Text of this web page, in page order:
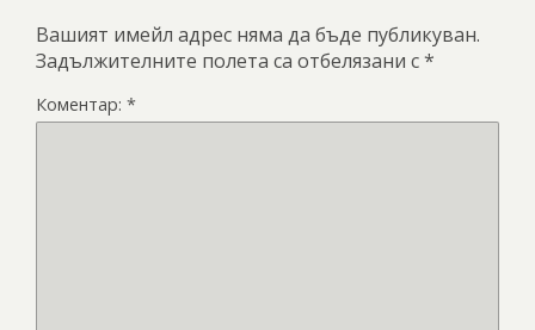
Вашият имейл адрес няма да бъде публикуван.
Задължителните полета са отбелязани с*
Коментар: *